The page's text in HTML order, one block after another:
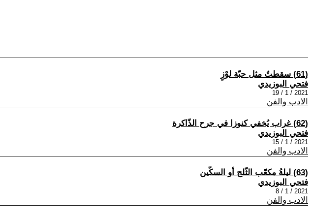
(61) سقطتُ مثل حبّة لوْزٍ
فتحي البوزيدي
2021 / 1 / 19
الادب والفن
(62) غراب يُخفي كنوزا في جرح الذّاكرة
فتحي البوزيدي
2021 / 1 / 15
الادب والفن
(63) ليلةُ مكعّب الثّلج أو السكّين
فتحي البوزيدي
2021 / 1 / 8
الادب والفن